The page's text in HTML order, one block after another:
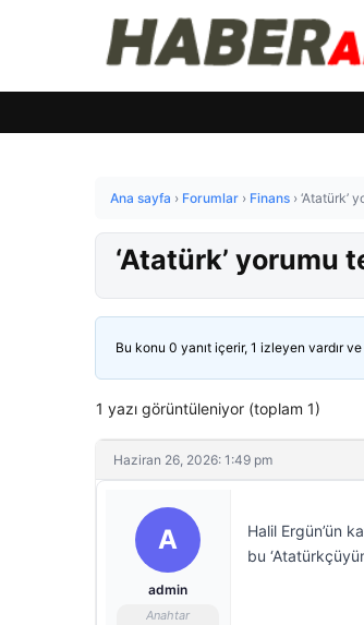
Ana sayfa › Forumlar › Finans › ‘Atatürk’
‘Atatürk’ yorumu
Bu konu 0 yanıt içerir, 1 izleyen vardır
1 yazı görüntüleniyor (toplam 1)
Haziran 26, 2026: 1:49 pm
A
admin
Anahtar
Halil Ergün’ün
bu